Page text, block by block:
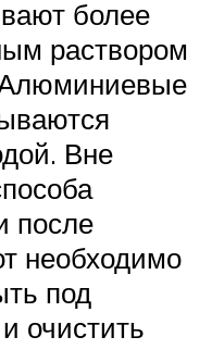
более
раствором
Алюминиевые
Вне
после
необходимо
под
очистить